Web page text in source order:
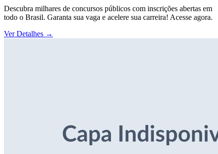
Descubra milhares de concursos públicos com inscrições abertas em
todo o Brasil. Garanta sua vaga e acelere sua carreira! Acesse agora.
Ver Detalhes →